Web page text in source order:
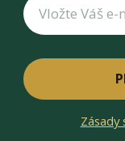
Zásady